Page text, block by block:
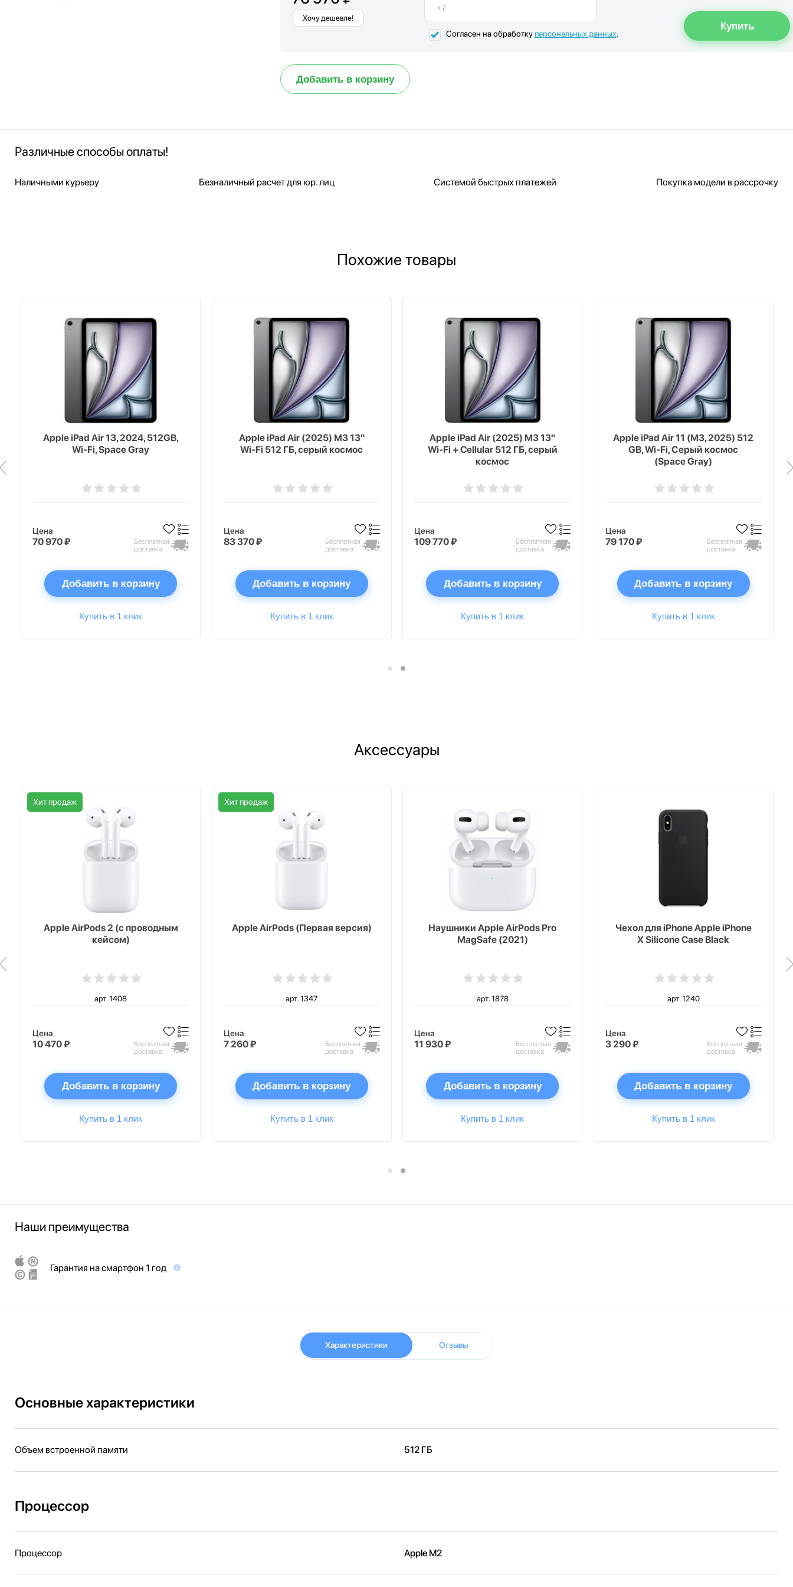
Хочу дешевле!
Согласен на обработкуперсональных данных.
Добавить в корзину
Различные способы оплаты!
Наличными курьеру Безналичный расчет для юр. лиц Системой быстрых платежей Покупка модели в рассрочку
Похожие товары
Apple iPad Air 13, 2024, 512GB,
Wi-Fi, Space Gray
Цена
70 970 ₽
Бесплатная
доставка
Добавить в корзину
Купить в 1 клик
Apple iPad Air (2025) M3 13"
Wi-Fi 512 ГБ, серый космос
Цена
83 370 ₽
Бесплатная
доставка
Добавить в корзину
Купить в 1 клик
Apple iPad Air (2025) M3 13"
Wi-Fi + Cellular 512 ГБ, серый
космос
Цена
109 770 ₽
Бесплатная
доставка
Добавить в корзину
Купить в 1 клик
Apple iPad Air 11 (M3, 2025) 512
GB, Wi-Fi, Серый космос
(Space Gray)
Цена
79 170 ₽
Бесплатная
доставка
Добавить в корзину
Купить в 1 клик
Аксессуары
Хит продаж
Apple AirPods 2 (с проводным
кейсом)
арт. 1408
Цена
10 470 ₽
Бесплатная
доставка
Добавить в корзину
Купить в 1 клик
Хит продаж
Apple AirPods (Первая версия)
арт. 1347
Цена
7 260 ₽
Бесплатная
доставка
Добавить в корзину
Купить в 1 клик
Наушники Apple AirPods Pro
MagSafe (2021)
арт. 1878
Цена
11 930 ₽
Бесплатная
доставка
Добавить в корзину
Купить в 1 клик
Чехол для iPhone Apple iPhone
X Silicone Case Black
арт. 1240
Цена
3 290 ₽
Бесплатная
доставка
Добавить в корзину
Купить в 1 клик
Наши преимущества
Гарантия на смартфон 1 год
Характеристики Отзывы
Основные характеристики
Объем встроенной памяти 512 ГБ
Процессор
Процессор Apple M2